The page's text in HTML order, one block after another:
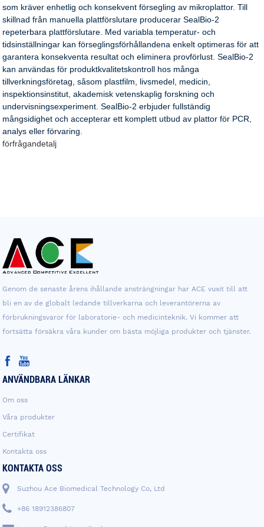
som kräver enhetlig och konsekvent försegling av mikroplattor. Till
skillnad från manuella plattförslutare producerar SealBio-2
repeterbara plattförslutare. Med variabla temperatur- och
tidsinställningar kan förseglingsförhållandena enkelt optimeras för att
garantera konsekventa resultat och eliminera provförlust. SealBio-2
kan användas för produktkvalitetskontroll hos många
tillverkningsföretag, såsom plastfilm, livsmedel, medicin,
inspektionsinstitut, akademisk vetenskaplig forskning och
undervisningsexperiment. SealBio-2 erbjuder fullständig
mångsidighet och accepterar ett komplett utbud av plattor för PCR,
analys eller förvaring.
förfrågandetalj
Genom de senaste årens ihållande ansträngningar har ACE vuxit till att
bli en av de globalt ledande tillverkarna och leverantörerna av
förbrukningsvaror för laboratorie- och medicinteknik. Vi kommer att
fortsätta försäkra våra kunder om bästa möjliga produkter och tjänster.
ANVÄNDBARA LÄNKAR
Om oss
Våra produkter
Certifikat
Kontakta oss
KONTAKTA OSS
Suzhou Ace Biomedical Technology Co, Ltd
+86 18912386807